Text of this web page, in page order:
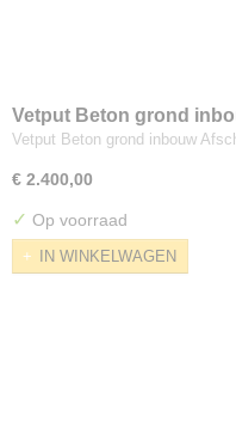
Vetput Beton grond
Vetput Beton grond inbouw
€ 2.400,00
✓ Op voorraad
IN WINKELWAGEN